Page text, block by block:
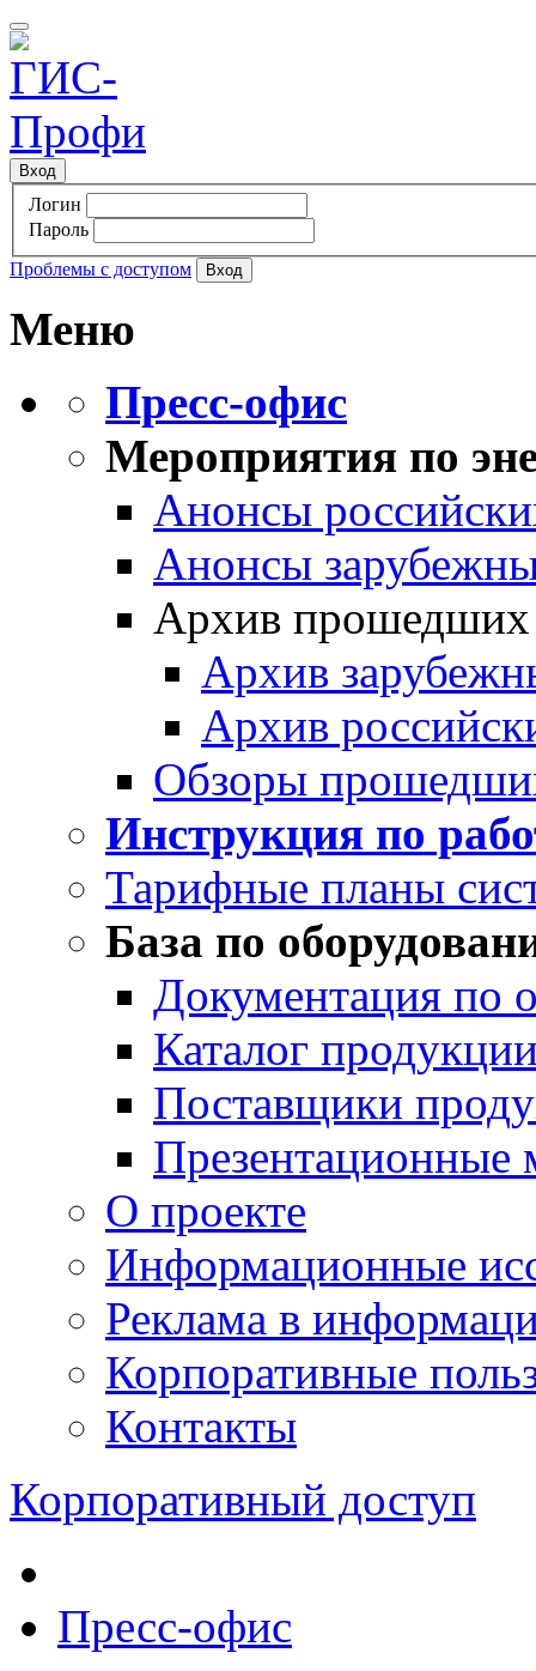
Вход
Логин
Пароль
Проблемы с доступом
Меню
Пресс-офис
Мероприятия по
Анонсы
Анонсы
Архив прошедших
Архив
Архив
Обзоры
Инструкция по
Тарифные планы
База по
Документация по
Каталог
Поставщики
Презентационные
О проекте
Информационные
Реклама в
Корпоративные
Контакты
Корпоративный доступ
Пресс-офис